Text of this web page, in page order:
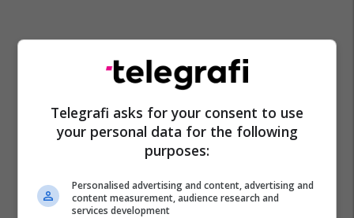
Telegrafi asks for your consent to use
your personal data for the following
purposes:
Personalised advertising and content, advertising and
content measurement, audience research and
services development